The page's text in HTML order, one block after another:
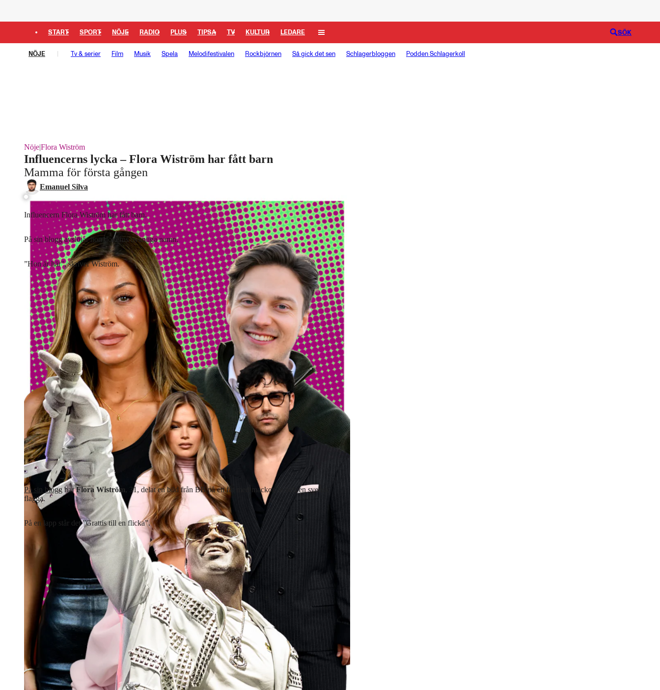
START SPORT NÖJE RADIO PLUS TIPSA TV KULTUR LEDARE SÖK
NÖJE Tv & serier Film Musik Spela Melodifestivalen Rockbjörnen Så gick det sen Schlagerbloggen Podden Schlagerkoll
Nöje|Flora Wiström
Influencerns lycka – Flora Wiström har fått barn
Mamma för första gången
Emanuel Silva
Influencern Flora Wiström har fått barn.
På sin blogg avslöjar hon dotterns ovanliga namn.
”Hon är här”, skriver Wiström.
Lyssna på artikeln
2 min
På sin bloggharFlora Wiström , 31, delat en bild från BB på ett fat med mackor, te och en svensk
flagga.
På en lapp står det ”Grattis till en flicka”.